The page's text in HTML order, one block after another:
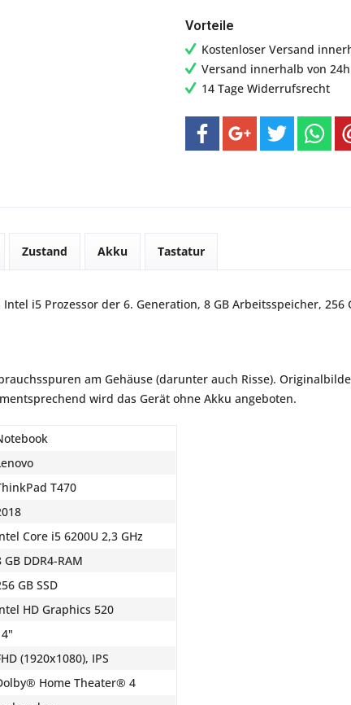
Vorteile
Kostenloser Versand
Versand innerhalb von 24h
14 Tage Widerrufsrecht
Zustand Akku Tastatur
i5 Prozessor der 6. Generation, 8 GB Arbeitsspeicher, 256
am Gehäuse (darunter auch Risse).
wird das Gerät ohne Akku angeboten.
T470
Core i5 6200U 2,3 GHz
GB DDR4-RAM
GB SSD
HD Graphics 520
(1920x1080), IPS
Home Theater® 4